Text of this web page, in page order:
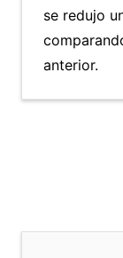
se redujo
anterior.